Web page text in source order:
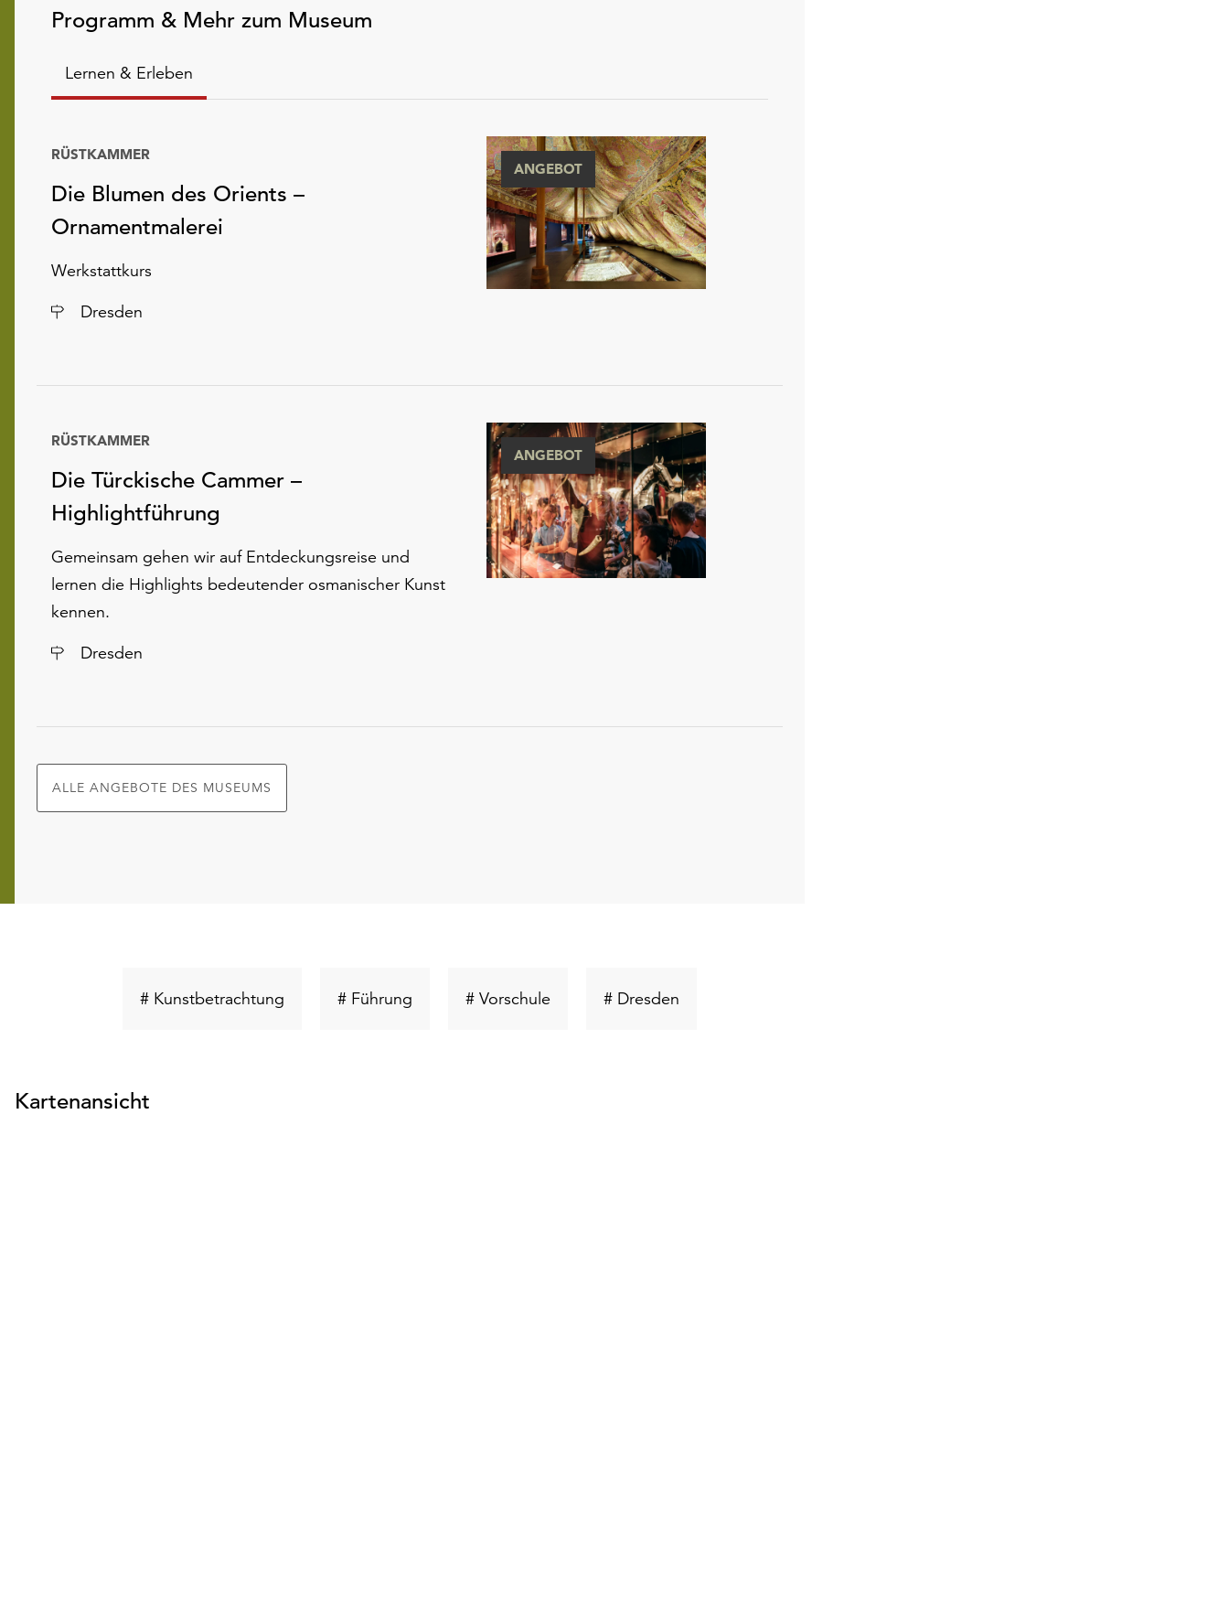
Programm & Mehr zum Museum
Lernen & Erleben
Die Blumen des Orients –
Ornamentmalerei
RÜSTKAMMER
Werkstattkurs
Ort
Dresden
ANGEBOT
Die Türckische Cammer –
Highlightführung
RÜSTKAMMER
Gemeinsam gehen wir auf Entdeckungsreise und
lernen die Highlights bedeutender osmanischer Kunst
kennen.
Ort
Dresden
ANGEBOT
ALLE ANGEBOTE DES MUSEUMS
# Kunstbetrachtung Schlüsselwort
# Führung Schlüsselwort
# VorschuleSchlüsselwort
# Dresden
Kartenansicht